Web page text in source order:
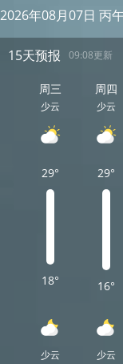
2026年08月07日 丙
15天预报 09:08更新
周三
少云
29°
18°
少云
周四
少云
29°
16°
少云